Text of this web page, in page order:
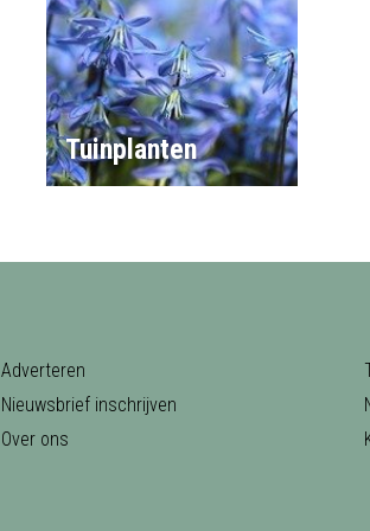
Tuinplanten
Adverteren
Nieuwsbrief inschrijven
Over ons